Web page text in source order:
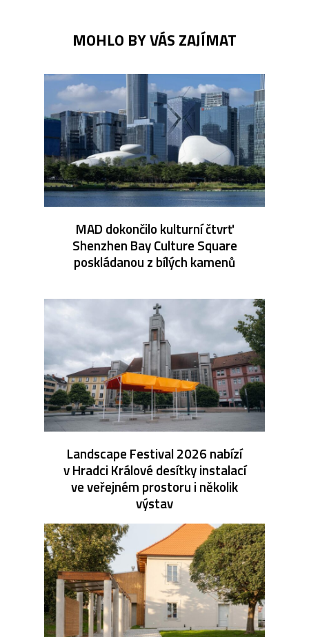
MOHLO BY VÁS ZAJÍMAT
MAD dokončilo kulturní čtvrť
Shenzhen Bay Culture Square
poskládanou z bílých kamenů
Landscape Festival 2026 nabízí
v Hradci Králové desítky instalací
ve veřejném prostoru i několik
výstav